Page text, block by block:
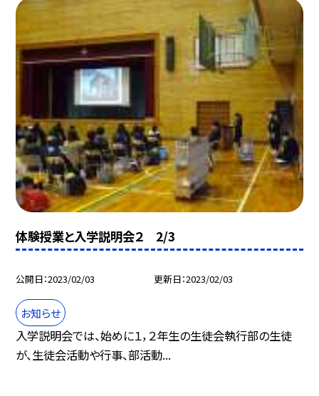
体験授業と入学説明会２ 2/3
公開日 2023/02/03 更新日 2023/02/03
お知らせ
入学説明会では、始めに１，２年生の生徒会執行部の生徒
が、生徒会活動や行事、部活動...